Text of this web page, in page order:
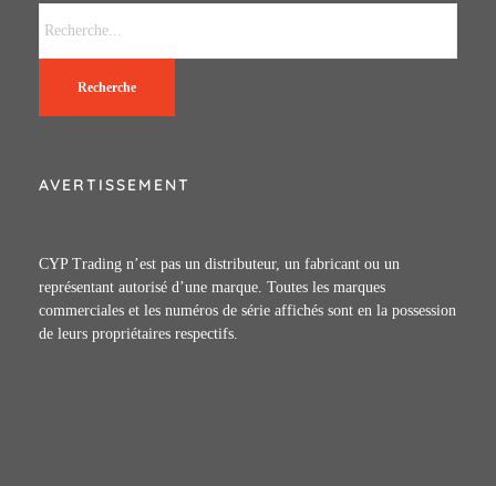
Recherche
AVERTISSEMENT
CYP Trading n’est pas un distributeur, un fabricant ou un
représentant autorisé d’une marque. Toutes les marques
commerciales et les numéros de série affichés sont en la possession
de leurs propriétaires respectifs.